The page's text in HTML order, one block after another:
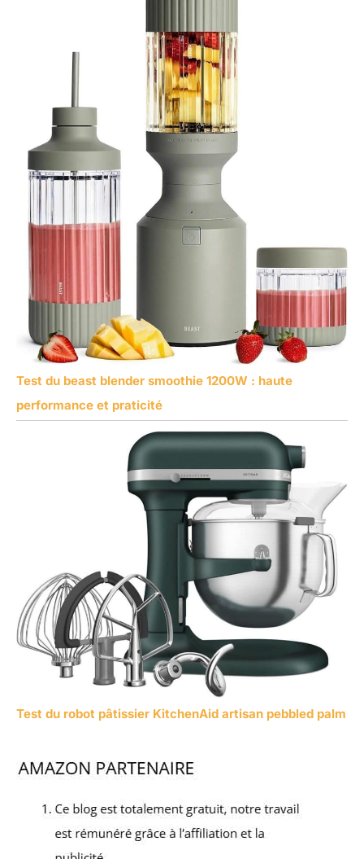
Test du beast blender smoothie 1200W : haute
performance et praticité
Test du robot pâtissier KitchenAid artisan pebbled palm